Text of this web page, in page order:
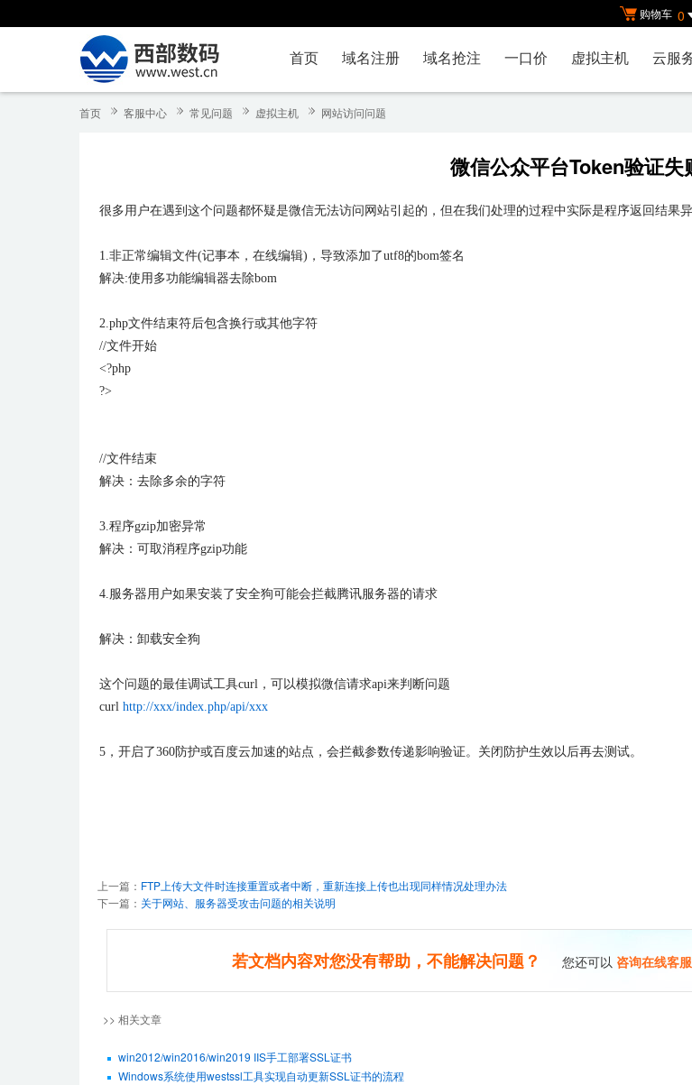
购物车 0
首页 域名注册 域名抢注 一口价 虚拟主机 云服
首页 客服中心 常见问题 虚拟主机 网站访问问题
微信公众平台Token验证失
很多用户在遇到这个问题都怀疑是微信无法访问网站引起的，但在我们处理的过程中实际是程序返回结果
1.非正常编辑文件(记事本，在线编辑)，导致添加了utf8的bom签名
解决:使用多功能编辑器去除bom
2.php文件结束符后包含换行或其他字符
//文件开始
<?php
?>
//文件结束
解决：去除多余的字符
3.程序gzip加密异常
解决：可取消程序gzip功能
4.服务器用户如果安装了安全狗可能会拦截腾讯服务器的请求
解决：卸载安全狗
这个问题的最佳调试工具curl，可以模拟微信请求api来判断问题
curl http://xxx/index.php/api/xxx
5，开启了360防护或百度云加速的站点，会拦截参数传递影响验证。关闭防护生效以后再去测试。
上一篇： FTP上传大文件时连接重置或者中断，重新连接上传也出现同样情况处理办法
下一篇： 关于网站、服务器受攻击问题的相关说明
若文档内容对您没有帮助，不能解决问题？ 您还可以 咨询在线客服
>> 相关文章
win2012/win2016/win2019 IIS手工部署SSL证书
Windows系统使用westssl工具实现自动更新SSL证书的流程